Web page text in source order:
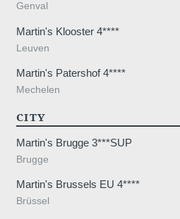
Genval
Martin's Klooster 4****
Leuven
Martin's Patershof 4****
Mechelen
CITY
Martin's Brugge 3***SUP
Brugge
Martin's Brussels EU 4****
Brüssel